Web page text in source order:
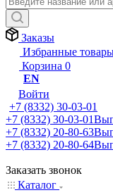
Заказы
Избранные
Корзина 0
EN
Войти
+7 (8332) 30-03-01
+7 (8332) 30-03-01
+7 (8332) 20-80-63
+7 (8332) 20-80-64
Заказать звонок
Каталог